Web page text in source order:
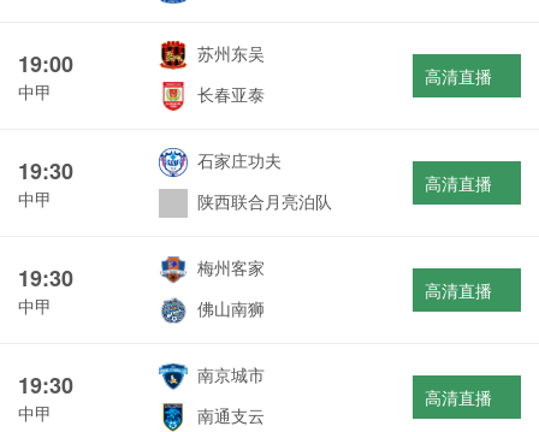
19:00
中甲
苏州东吴
长春亚泰
高清直播
19:30
中甲
石家庄功夫
陕西联合月亮泊队
高清直播
19:30
中甲
梅州客家
佛山南狮
高清直播
19:30
中甲
南京城市
南通支云
高清直播